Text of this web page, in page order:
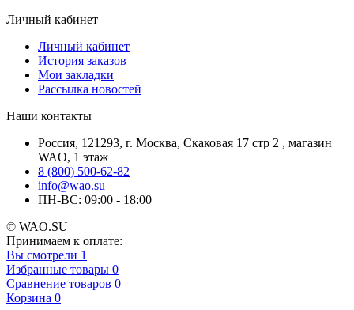
Личный кабинет
Личный кабинет
История заказов
Мои закладки
Рассылка новостей
Наши контакты
Россия, 121293, г. Москва, Скаковая 17 стр 2 , магазин
WAO, 1 этаж
8 (800) 500-62-82
info@wao.su
ПН-ВС: 09:00 - 18:00
© WAO.SU
Принимаем к оплате:
Вы смотрели 1
Избранные товары 0
Сравнение товаров 0
Корзина 0